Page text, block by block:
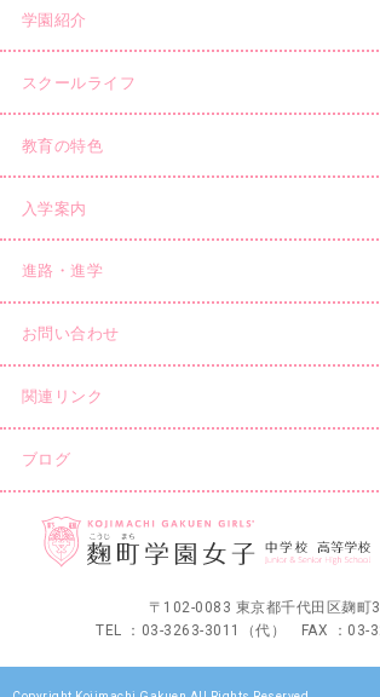
学園紹介
スクールライフ
教育の特色
入学案内
進路・進学
お問い合わせ
関連リンク
ブログ
〒102-0083 東京都千代田区麹町
TEL ：03-3263-3011（代） FAX ：03-